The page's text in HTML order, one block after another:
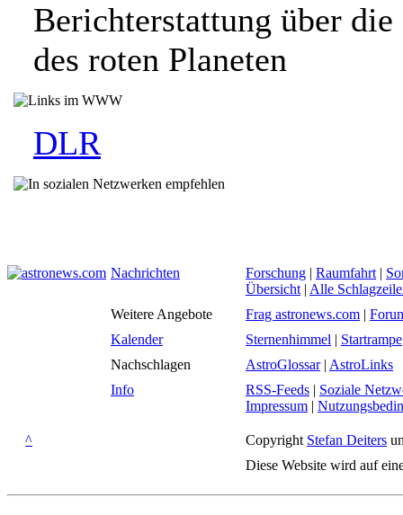
Berichterstattung über
des roten Planeten
DLR
Nachrichten Forschung | Raumfahrt |
Übersicht | Alle
Weitere Angebote
Frag astronews.com |
Kalender
Sternenhimmel | Startrampe
Nachschlagen
AstroGlossar| AstroLinks
Info
RSS-Feeds | Soziale
Impressum |
^ Copyright Stefan Deiters
Diese Website wird auf